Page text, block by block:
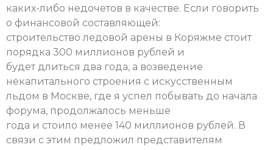
каких-либо недочетов в качестве. Если говорить
о финансовой составляющей:
строительство ледовой арены в Коряжме стоит
порядка 300 миллионов рублей и
будет длиться два года, а возведение
некапитального строения с искусственным
льдом в Москве, где я успел побывать до начала
форума, продолжалось меньше
года и стоило менее 140 миллионов рублей. В
связи с этим предложил представителям